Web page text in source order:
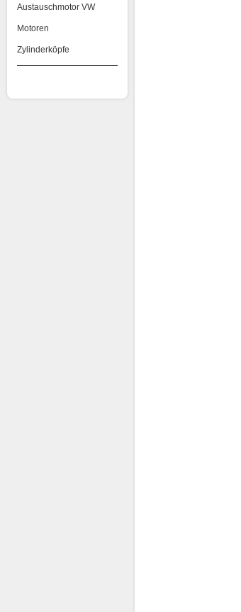
Austauschmotor VW
Motoren
Zylinderköpfe